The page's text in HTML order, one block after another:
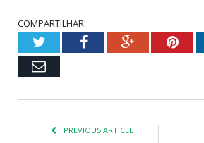
COMPARTILHAR:
TwitterFacebookGoogle+
Email
PREVIOUS ARTICLE